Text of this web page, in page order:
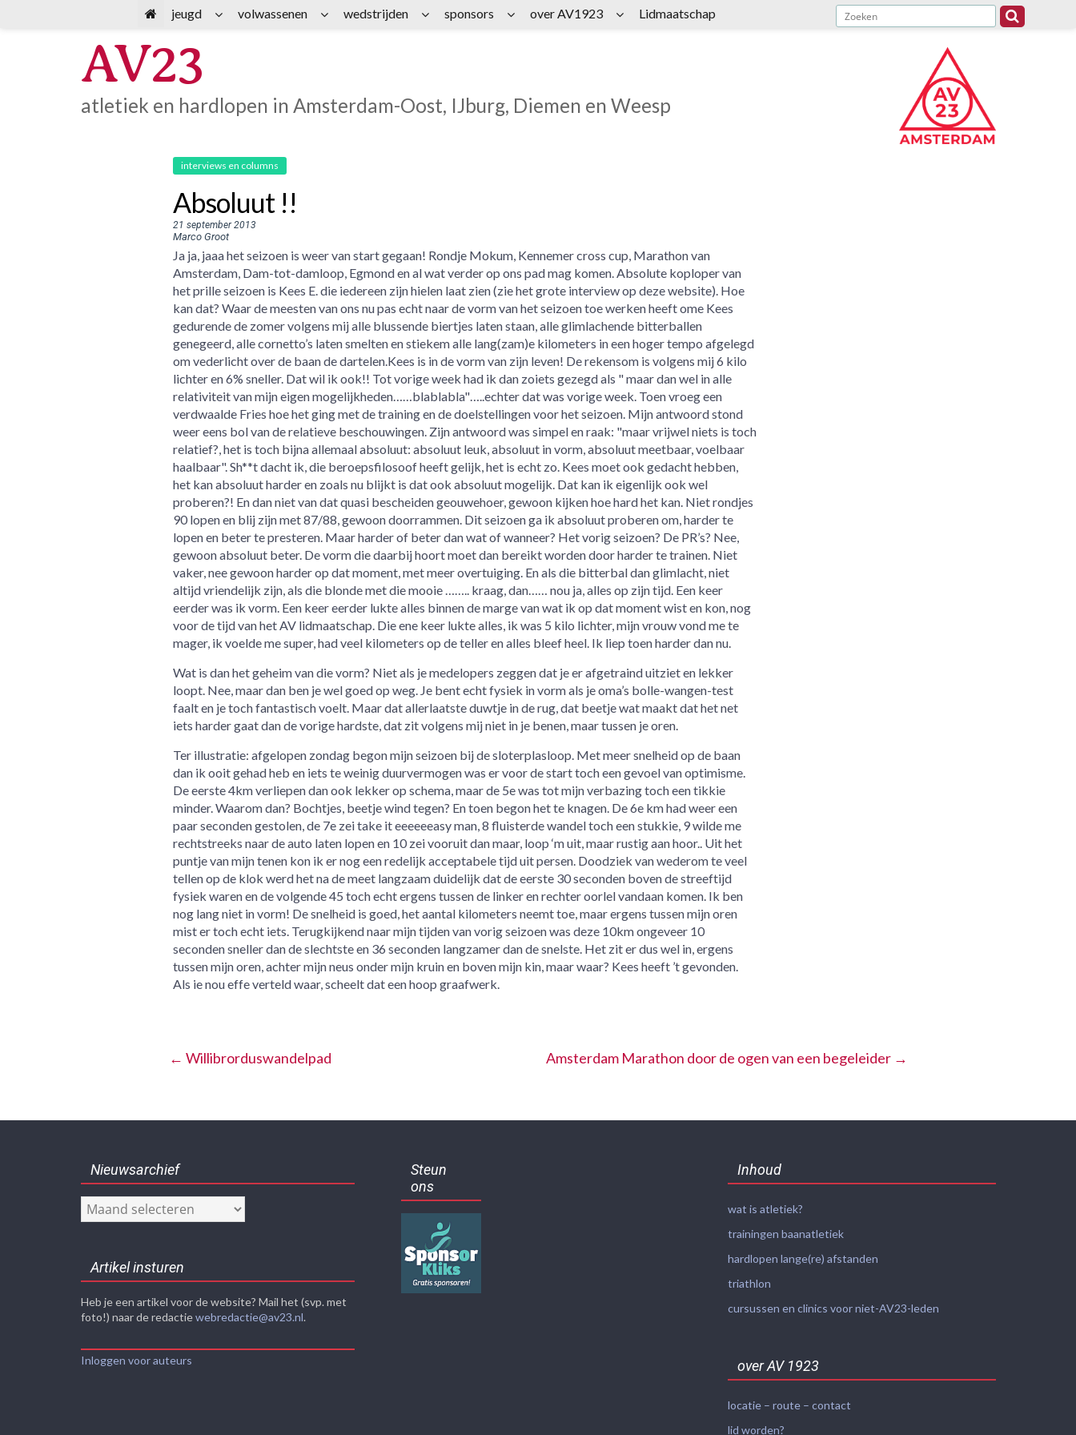
AV23
atletiek en hardlopen in Amsterdam-Oost, IJburg, Diemen en Weesp
interviews en columns
Absoluut !!
21 september 2013
Marco Groot
Ja ja, jaaa het seizoen is weer van start gegaan! Rondje Mokum, Kennemer cross cup, Marathon van
Amsterdam, Dam-tot-damloop, Egmond en al wat verder op ons pad mag komen. Absolute koploper van
het prille seizoen is Kees E. die iedereen zijn hielen laat zien (zie het grote interview op deze website). Hoe
kan dat? Waar de meesten van ons nu pas echt naar de vorm van het seizoen toe werken heeft ome Kees
gedurende de zomer volgens mij alle blussende biertjes laten staan, alle glimlachende bitterballen
genegeerd, alle cornetto’s laten smelten en stiekem alle lang(zam)e kilometers in een hoger tempo afgelegd
om vederlicht over de baan de dartelen.Kees is in de vorm van zijn leven! De rekensom is volgens mij 6 kilo
lichter en 6% sneller. Dat wil ik ook!! Tot vorige week had ik dan zoiets gezegd als " maar dan wel in alle
relativiteit van mijn eigen mogelijkheden……blablabla"…..echter dat was vorige week. Toen vroeg een
verdwaalde Fries hoe het ging met de training en de doelstellingen voor het seizoen. Mijn antwoord stond
weer eens bol van de relatieve beschouwingen. Zijn antwoord was simpel en raak: "maar vrijwel niets is toch
relatief?, het is toch bijna allemaal absoluut: absoluut leuk, absoluut in vorm, absoluut meetbaar, voelbaar
haalbaar". Sh**t dacht ik, die beroepsfilosoof heeft gelijk, het is echt zo. Kees moet ook gedacht hebben,
het kan absoluut harder en zoals nu blijkt is dat ook absoluut mogelijk. Dat kan ik eigenlijk ook wel
proberen?! En dan niet van dat quasi bescheiden geouwehoer, gewoon kijken hoe hard het kan. Niet rondjes
90 lopen en blij zijn met 87/88, gewoon doorrammen. Dit seizoen ga ik absoluut proberen om, harder te
lopen en beter te presteren. Maar harder of beter dan wat of wanneer? Het vorig seizoen? De PR’s? Nee,
gewoon absoluut beter. De vorm die daarbij hoort moet dan bereikt worden door harder te trainen. Niet
vaker, nee gewoon harder op dat moment, met meer overtuiging. En als die bitterbal dan glimlacht, niet
altijd vriendelijk zijn, als die blonde met die mooie …….. kraag, dan…… nou ja, alles op zijn tijd. Een keer
eerder was ik vorm. Een keer eerder lukte alles binnen de marge van wat ik op dat moment wist en kon, nog
voor de tijd van het AV lidmaatschap. Die ene keer lukte alles, ik was 5 kilo lichter, mijn vrouw vond me te
mager, ik voelde me super, had veel kilometers op de teller en alles bleef heel. Ik liep toen harder dan nu.
Wat is dan het geheim van die vorm? Niet als je medelopers zeggen dat je er afgetraind uitziet en lekker
loopt. Nee, maar dan ben je wel goed op weg. Je bent echt fysiek in vorm als je oma’s bolle-wangen-test
faalt en je toch fantastisch voelt. Maar dat allerlaatste duwtje in de rug, dat beetje wat maakt dat het net
iets harder gaat dan de vorige hardste, dat zit volgens mij niet in je benen, maar tussen je oren.
Ter illustratie: afgelopen zondag begon mijn seizoen bij de sloterplasloop. Met meer snelheid op de baan
dan ik ooit gehad heb en iets te weinig duurvermogen was er voor de start toch een gevoel van optimisme.
De eerste 4km verliepen dan ook lekker op schema, maar de 5e was tot mijn verbazing toch een tikkie
minder. Waarom dan? Bochtjes, beetje wind tegen? En toen begon het te knagen. De 6e km had weer een
paar seconden gestolen, de 7e zei take it eeeeeeasy man, 8 fluisterde wandel toch een stukkie, 9 wilde me
rechtstreeks naar de auto laten lopen en 10 zei vooruit dan maar, loop ‘m uit, maar rustig aan hoor.. Uit het
puntje van mijn tenen kon ik er nog een redelijk acceptabele tijd uit persen. Doodziek van wederom te veel
tellen op de klok werd het na de meet langzaam duidelijk dat de eerste 30 seconden boven de streeftijd
fysiek waren en de volgende 45 toch echt ergens tussen de linker en rechter oorlel vandaan komen. Ik ben
nog lang niet in vorm! De snelheid is goed, het aantal kilometers neemt toe, maar ergens tussen mijn oren
mist er toch echt iets. Terugkijkend naar mijn tijden van vorig seizoen was deze 10km ongeveer 10
seconden sneller dan de slechtste en 36 seconden langzamer dan de snelste. Het zit er dus wel in, ergens
tussen mijn oren, achter mijn neus onder mijn kruin en boven mijn kin, maar waar? Kees heeft ’t gevonden.
Als ie nou effe verteld waar, scheelt dat een hoop graafwerk.
← Willibrorduswandelpad Amsterdam Marathon door de ogen van een begeleider →
Nieuwsarchief
Nieuwsarchief
Artikel insturen
Heb je een artikel voor de website? Mail het (svp. met
foto!) naar de redactiewebredactie@av23.nl.
Inloggen voor auteurs
Steun
ons
Inhoud
wat is atletiek?
trainingen baanatletiek
hardlopen lange(re) afstanden
triathlon
cursussen en clinics voor niet-AV23-leden
over AV 1923
locatie – route – contact
lid worden?
jeugd volwassenen wedstrijden sponsors over AV1923 Lidmaatschap